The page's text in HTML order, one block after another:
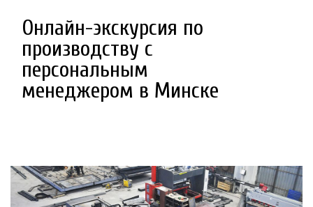
Онлайн-экскурсия по
производству с
персональным
менеджером в Минске